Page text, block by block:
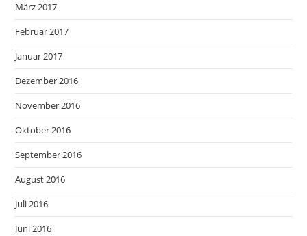
März 2017
Februar 2017
Januar 2017
Dezember 2016
November 2016
Oktober 2016
September 2016
August 2016
Juli 2016
Juni 2016